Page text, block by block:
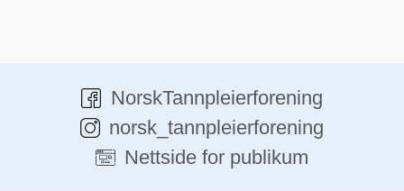
NorskTannpleierforening
norsk_tannpleierforening
Nettside for publikum